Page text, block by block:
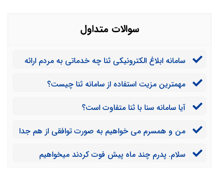
سوالات متداول
سامانه ابلاغ الکترونیکی ثنا چه خدماتی به مردم ارائه
مهمترین مزیت استفاده از سامانه ثنا چیست؟
آیا سامانه سنا با ثنا متفاوت است؟
من و همسرم می خواهیم به صورت توافقی از هم جدا
به ثبت دادخواست طلاق توافقی نمود؟
سلام. پدرم چند ماه پیش فوت کردند میخواهیم